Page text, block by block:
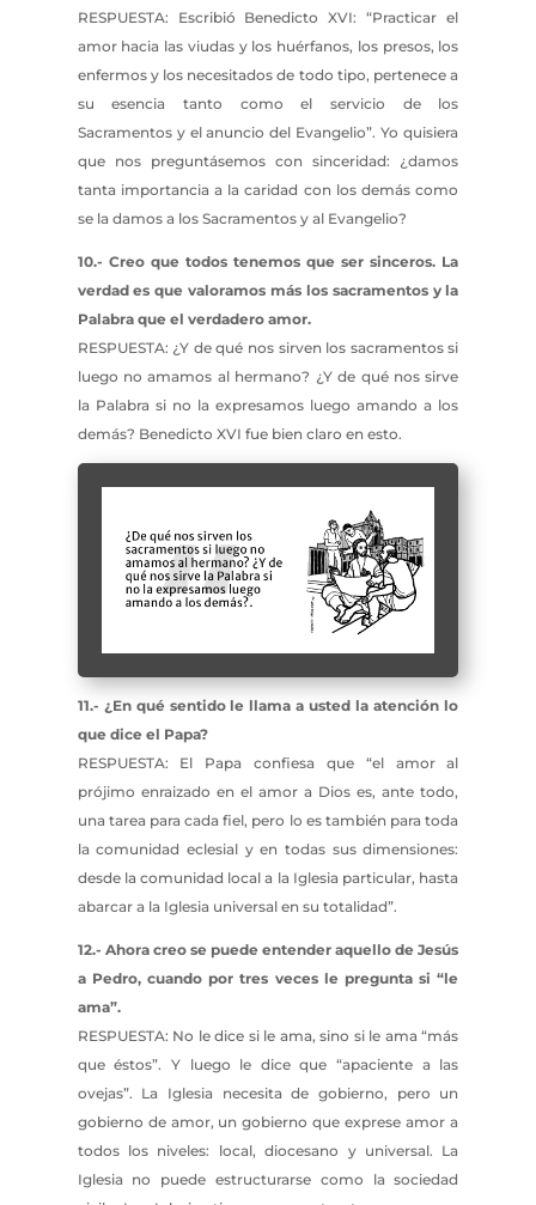
RESPUESTA: Escribió Benedicto XVI: “Practicar el
amor hacia las viudas y los huérfanos, los presos, los
enfermos y los necesitados de todo tipo, pertenece a
su esencia tanto como el servicio de los
Sacramentos y el anuncio del Evangelio”. Yo quisiera
que nos preguntásemos con sinceridad: ¿damos
tanta importancia a la caridad con los demás como
se la damos a los Sacramentos y al Evangelio?
10.- Creo que todos tenemos que ser sinceros. La
verdad es que valoramos más los sacramentos y la
Palabra que el verdadero amor.
RESPUESTA: ¿Y de qué nos sirven los sacramentos si
luego no amamos al hermano? ¿Y de qué nos sirve
la Palabra si no la expresamos luego amando a los
demás? Benedicto XVI fue bien claro en esto.
11.- ¿En qué sentido le llama a usted la atención lo
que dice el Papa?
RESPUESTA: El Papa confiesa que “el amor al
prójimo enraizado en el amor a Dios es, ante todo,
una tarea para cada fiel, pero lo es también para toda
la comunidad eclesial y en todas sus dimensiones:
desde la comunidad local a la Iglesia particular, hasta
abarcar a la Iglesia universal en su totalidad”.
12.- Ahora creo se puede entender aquello de Jesús
a Pedro, cuando por tres veces le pregunta si “le
ama”.
RESPUESTA: No le dice si le ama, sino si le ama “más
que éstos”. Y luego le dice que “apaciente a las
ovejas”. La Iglesia necesita de gobierno, pero un
gobierno de amor, un gobierno que exprese amor a
todos los niveles: local, diocesano y universal. La
Iglesia no puede estructurarse como la sociedad